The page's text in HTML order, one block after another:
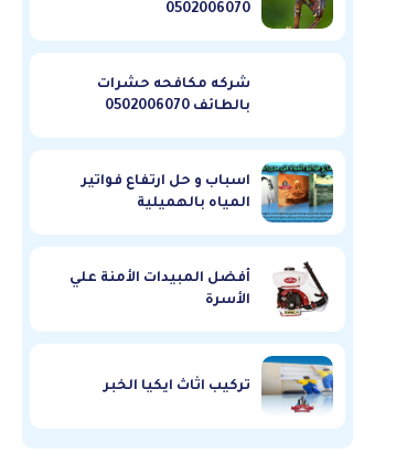
0502006070
شركه مكافحه حشرات
بالطائف 0502006070
اسباب و حل ارتفاع فواتير
المياه بالهميلية
أفضل المبيدات الأمنة علي
الأسرة
تركيب اثاث ايكيا الخبر